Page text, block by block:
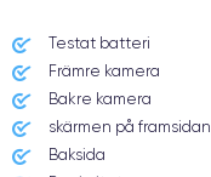
Date de sortie
12/09/2018
Dimensions
Testat batteri
Främre kamera
Bakre kamera
skärmen på framsidan
Baksida